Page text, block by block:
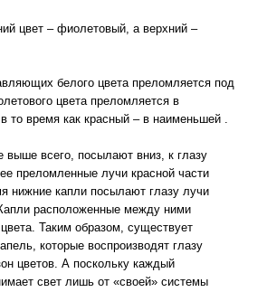
цвет – фиолетовый, а верхний –
белого цвета преломляется под
цвета преломляется в
то время как красный – в наименьшей .
выше всего, посылают вниз, к глазу
преломленные лучи красной части
нижние капли посылают глазу лучи
расположенные между ними
Таким образом, существует
которые воспроизводят глазу
цветов. А поскольку каждый
свет лишь от «своей» системы